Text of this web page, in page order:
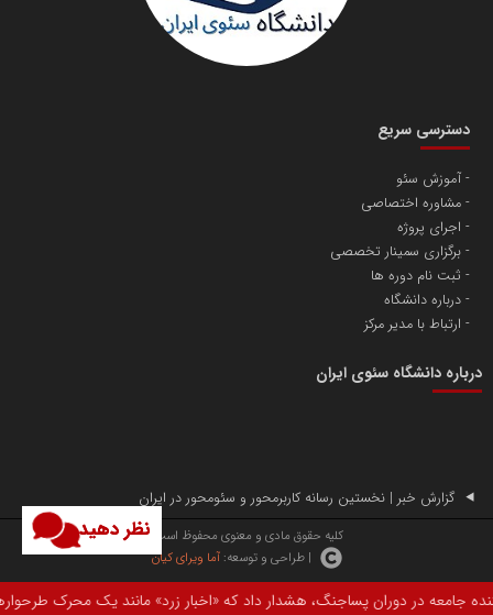
نظر دهید
دانشگاه سئوی ایران
پایگاه اطلاع رسانی اعتلای نهادهای مردمی
آهن و فولاد غدیر ایرانیان
تامین آهن اسفنجی تولیدکنندگان فولاد در کشور
انتشار گسترده محتوا در رسانه گزارش خبر
مریم حاج نوروز نظری
مسعودصادقی
دسترسی سریع
آموزش سئو
مشاوره اختصاصی
اجرای پروژه
برگزاری سمینار تخصصی
ثبت نام دوره ها
درباره دانشگاه
ارتباط با مدیر مرکز
درباره دانشگاه سئوی ایران
گزارش خبر | نخستین رسانه کاربرمحور و سئومحور در ایران
کلیه حقوق مادی و معنوی محفوظ است.
| طراحی و توسعه: آما ویرای کیان
هشدار داد که «اخبار زرد» مانند یک محرک طرحوارهای عمل کرده و